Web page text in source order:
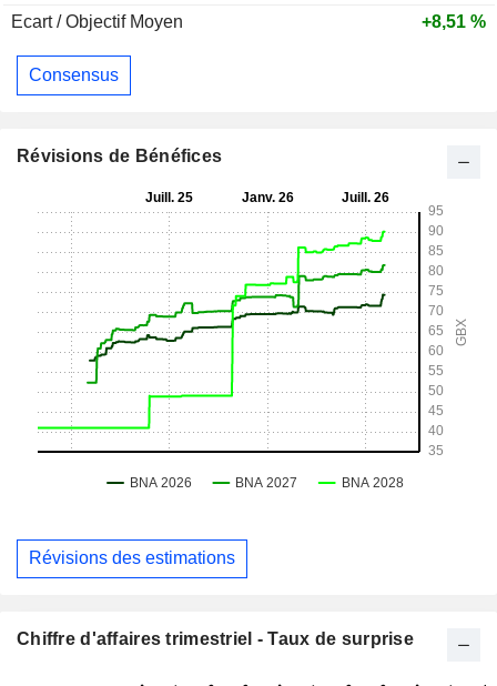
Ecart / Objectif Moyen
+8,51 %
Consensus
Révisions de Bénéfices
Révisions des estimations
Chiffre d'affaires trimestriel - Taux de surprise